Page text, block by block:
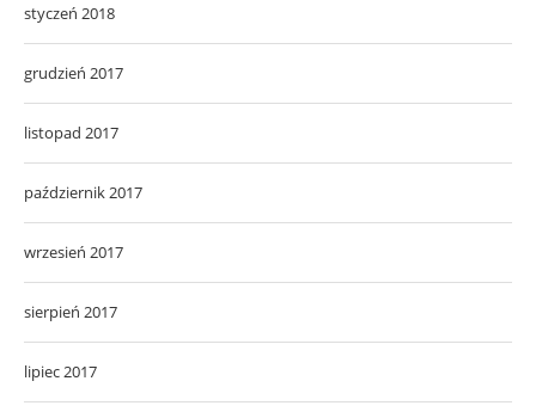
styczeń 2018
grudzień 2017
listopad 2017
październik 2017
wrzesień 2017
sierpień 2017
lipiec 2017